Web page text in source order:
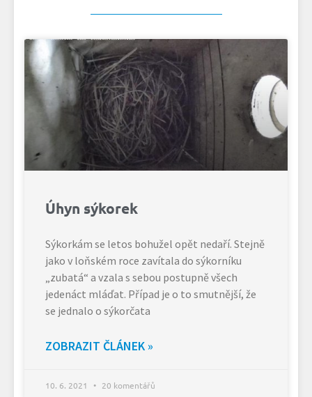
Úhyn sýkorek
Sýkorkám se letos bohužel opět nedaří. Stejně
jako v loňském roce zavítala do sýkorníku
„zubatá“ a vzala s sebou postupně všech
jedenáct mláďat. Případ je o to smutnější, že
se jednalo o sýkorčata
ZOBRAZIT ČLÁNEK »
10. 6. 2021 20 komentářů